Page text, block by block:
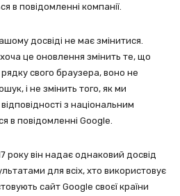
в повідомленні компанії.
досвіді не має змінитися.
це оновлення змінить те, що
свого браузера, воно не
і не змінить того, як ми
з національним
в повідомленні Google.
року він надає однаковий досвід
для всіх, хто використовує
сайт Google своєї країни